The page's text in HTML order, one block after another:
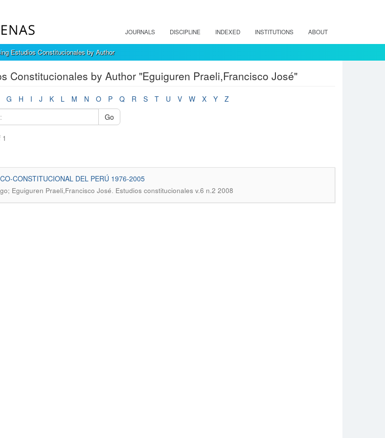
JOURNALS DISCIPLINE INDEXED INSTITUTIONS ABOUT
Estudios Constitucionales by Author
Constitucionales by Author "Eguiguren Praeli,Francisco José"
G H I J K L M N O P Q R S T U V W X Y
Z
Go
CONSTITUCIONAL DEL PERÚ 1976-2005
Eguiguren Praeli,Francisco José. Estudios constitucionales v.6 n.2 2008